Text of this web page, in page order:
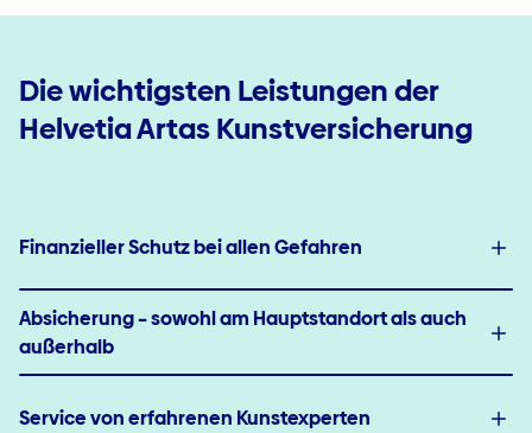
Die wichtigsten Leistungen der
Helvetia Artas Kunstversicherung
Finanzieller Schutz bei allen Gefahren
Absicherung – sowohl am Hauptstandort als auch
außerhalb
Service von erfahrenen Kunstexperten